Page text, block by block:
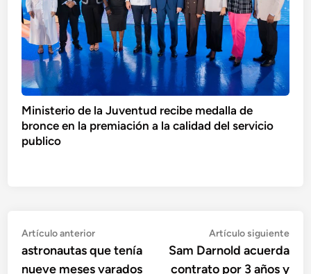
Ministerio de la Juventud recibe medalla de
bronce en la premiación a la calidad del servicio
publico
Navegación
de
Artículo anteriorArtículo
anterior:
astronautas que tenía
nueve meses varados
Artículo siguiente
Sam Darnold acuerda
contrato por 3 años y